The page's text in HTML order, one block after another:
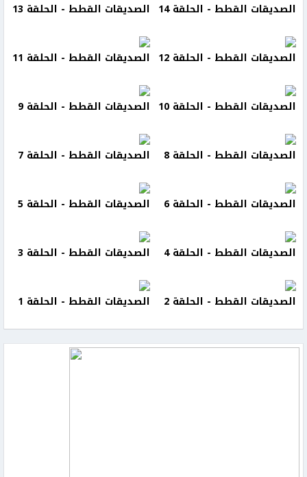
الصديقات القطط - الحلقة 14 الصديقات القطط - الحلقة 13
الصديقات القطط - الحلقة 12 الصديقات القطط - الحلقة 11
الصديقات القطط - الحلقة 10 الصديقات القطط - الحلقة 9
الصديقات القطط - الحلقة 8 الصديقات القطط - الحلقة 7
الصديقات القطط - الحلقة 6 الصديقات القطط - الحلقة 5
الصديقات القطط - الحلقة 4 الصديقات القطط - الحلقة 3
الصديقات القطط - الحلقة 2 الصديقات القطط - الحلقة 1